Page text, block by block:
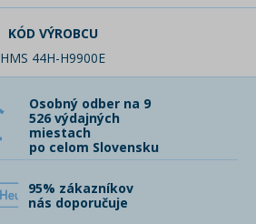
KÓD VÝROBCU
HMS 44H-H9900E
Osobný odber na 9
526 výdajných
miestach
po celom Slovensku
95% zákazníkov
nás doporučuje